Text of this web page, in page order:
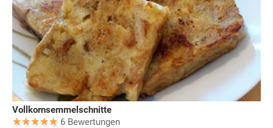
Vollkornsemmelschnitte
6 Bewertungen